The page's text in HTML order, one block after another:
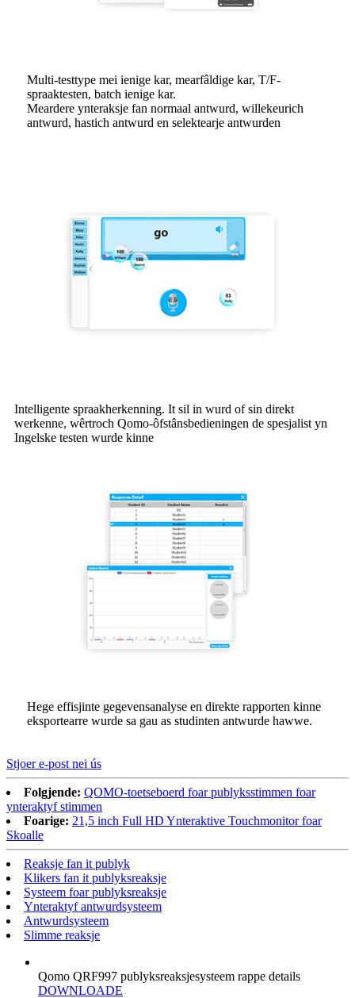
Multi-testtype mei ienige kar, mearfâldige kar, T/F-
spraaktesten, batch ienige kar.
Meardere ynteraksje fan normaal antwurd, willekeurich
antwurd, hastich antwurd en selektearje antwurden
Intelligente spraakherkenning. It sil in wurd of sin direkt
werkenne, wêrtroch Qomo-ôfstânsbedieningen de spesjalist yn
Ingelske testen wurde kinne
Hege effisjinte gegevensanalyse en direkte rapporten kinne
eksportearre wurde sa gau as studinten antwurde hawwe.
Stjoer e-post nei ús
Folgjende: QOMO-toetseboerd foar publyksstimmen foar
ynteraktyf stimmen
Foarige: 21,5 inch Full HD Ynteraktive Touchmonitor foar
Skoalle
Reaksje fan it publyk
Klikers fan it publyksreaksje
Systeem foar publyksreaksje
Ynteraktyf antwurdsysteem
Antwurdsysteem
Slimme reaksje
Qomo QRF997 publyksreaksjesysteem rappe details
DOWNLOADE